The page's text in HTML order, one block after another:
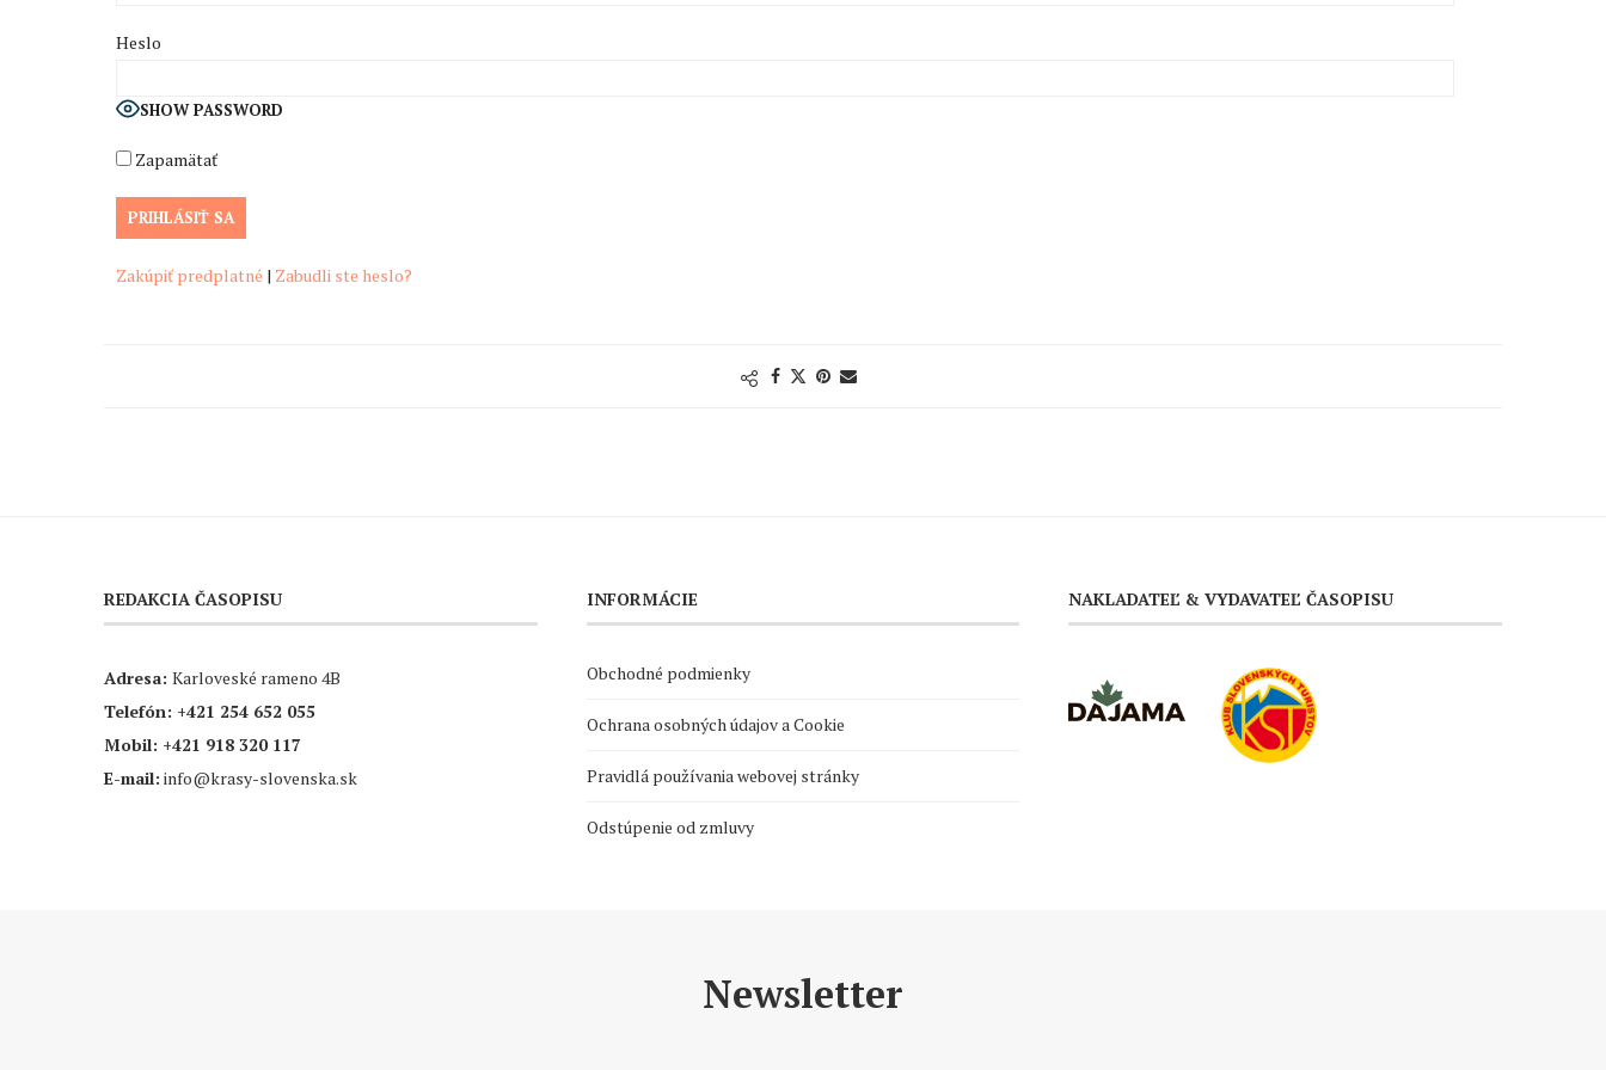
Heslo
SHOW PASSWORD
Zapamätať
Zakúpiť predplatné | Zabudli ste heslo?
REDAKCIA ČASOPISU
Adresa: Karloveské rameno 4B
Telefón: +421 254 652 055
Mobil: +421 918 320 117
E-mail: info@krasy-slovenska.sk
INFORMÁCIE
Obchodné podmienky
Ochrana osobných údajov a Cookie
Pravidlá používania webovej stránky
Odstúpenie od zmluvy
NAKLADATEĽ & VYDAVATEĽ ČASOPISU
Newsletter